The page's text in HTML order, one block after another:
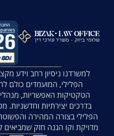
למשרדנו ניסיון רחב וידע
הפלילי, המועמדים כולם
הטקטיקות האפשריות,
בדרכים יצירתיות וחדשניות.
הפלילי בצורה המהירה
מדויקת וקו הגנה חזק שמביאים